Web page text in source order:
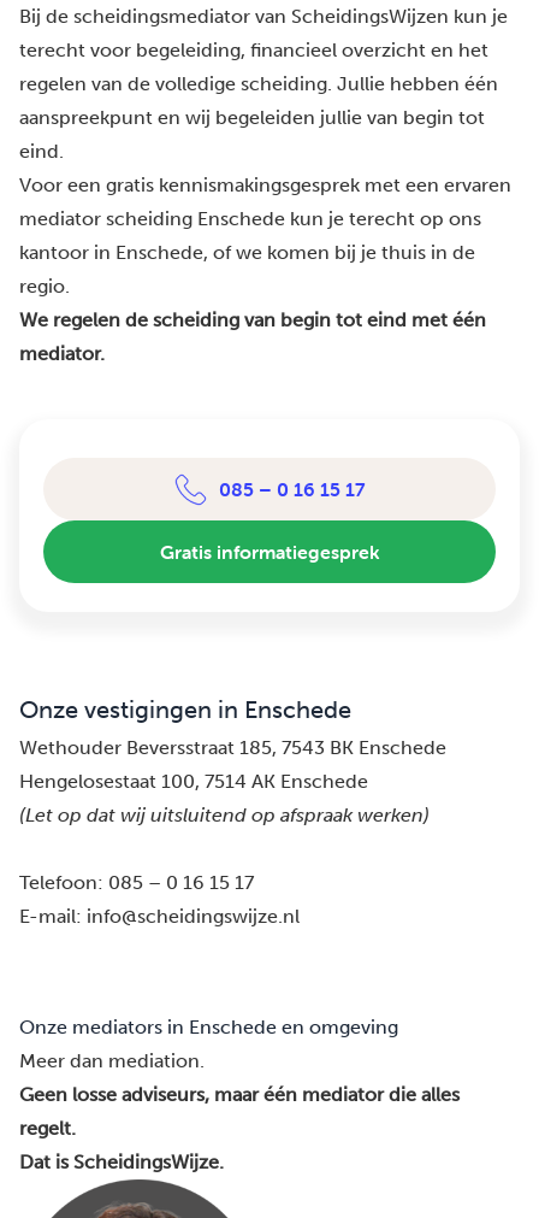
Bij de scheidingsmediator van ScheidingsWijzen kun je
terecht voor begeleiding, financieel overzicht en het
regelen van de volledige scheiding. Jullie hebben één
aanspreekpunt en wij begeleiden jullie van begin tot
eind.
Voor een gratis kennismakingsgesprek met een ervaren
mediator scheiding Enschede kun je terecht op ons
kantoor in Enschede, of we komen bij je thuis in de
regio.
We regelen de scheiding van begin tot eind met één
mediator.
085 – 0 16 15 17
Gratis informatiegesprek
Onze vestigingen in Enschede
Wethouder Beversstraat 185, 7543 BK Enschede
Hengelosestaat 100, 7514 AK Enschede
(Let op dat wij uitsluitend op afspraak werken)
Telefoon: 085 – 0 16 15 17
E-mail: info@scheidingswijze.nl
Onze mediators in Enschede en omgeving
Meer dan mediation.
Geen losse adviseurs, maar één mediator die alles
regelt.
Dat is ScheidingsWijze.